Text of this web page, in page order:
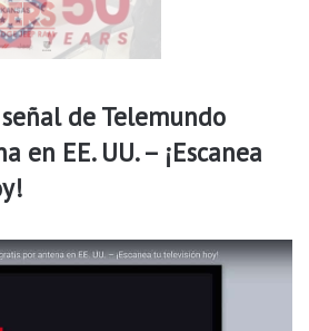
de Telemundo
en EE. UU. – ¡Escanea